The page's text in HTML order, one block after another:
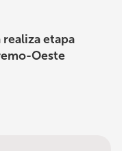
etapa
Oeste